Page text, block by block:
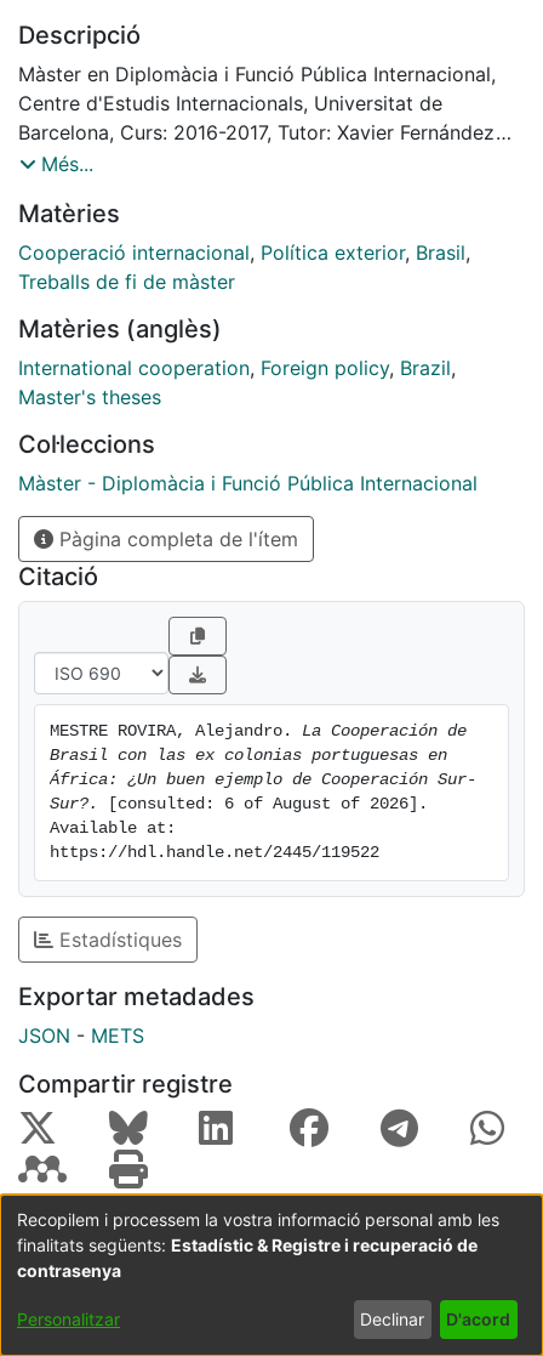
históricas, culturales y económicas entre dichos
países, así como algunas de las inversiones y
programas de ayuda más relevantes. Todo ello ha
contribuido a fortalecer las estructuras y mejorar las
capacidades de estos países, promover su integración
los países en desarrollo.
[eng] This work is devoted to the study of the
relationships established by Brazil regarding two
Mozambique- under the South-South Co-operation
model. Throughout this document, historical, cultural
and economic relations would be analysed concerning
relevant investments and assistance programmes. All
of this contributes to the aim of strengthening the
to promote economic integration and to homogenize
the bargaining power of developing countries.
Descripció
Màster en Diplomàcia i Funció Pública Internacional,
Centre d'Estudis Internacionals, Universitat de
Barcelona, Curs: 2016-2017, Tutor: Xavier Fernández
PonsMés...
Matèries
Cooperació internacional, Política exterior, Brasil,
Treballs de fi de màster
Matèries (anglès)
International cooperation, Foreign policy, Brazil,
Master's theses
Col·leccions
Màster - Diplomàcia i Funció Pública Internacional
Pàgina completa de l'ítem
Citació
MESTRE ROVIRA, Alejandro. La Cooperación de
Brasil con las ex colonias portuguesas en
África: ¿Un buen ejemplo de Cooperación Sur-
Sur?.
[consulted: 6 of August of 2026].
Available at:
https://hdl.handle.net/2445/119522
Estadístiques
Exportar metadades
JSON - METS
Compartir registre
Coordinació:CRAI UB Avís legal
Metadades
subjectes a:
Configuració
de cookies
privadesa
Recopilem i processem la vostra informació personal amb les
finalitats següents: Estadístic & Registre i recuperació de
contrasenya
Personalitzar Declinar D'acord